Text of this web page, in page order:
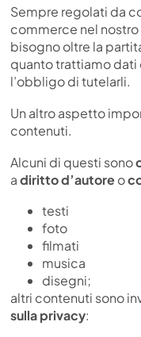
Sempre regolati da
commerce nel
bisogno oltre la
quanto trattiamo
l’obbligo di tutelarli.
Un altro aspetto
contenuti.
Alcuni di questi sono
adiritto d’autoreo
testi
foto
filmati
musica
disegni;
altri contenuti sono
sulla privacy: